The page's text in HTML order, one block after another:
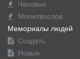
Часовня
Молитвослов
Мемориалы людей
Создать
Новые